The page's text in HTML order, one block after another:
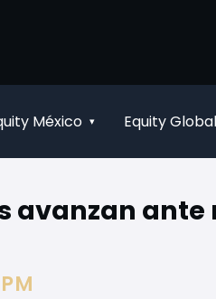
México ▾ Equity Global
avanzan